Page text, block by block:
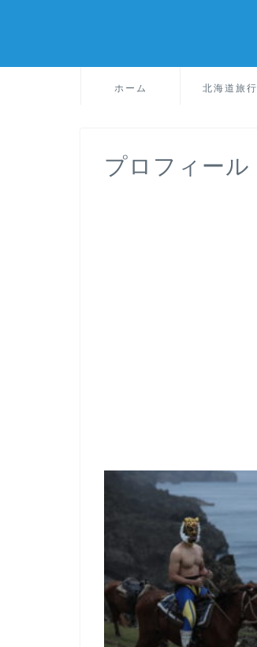
ホーム 北海道旅行
プロフィール